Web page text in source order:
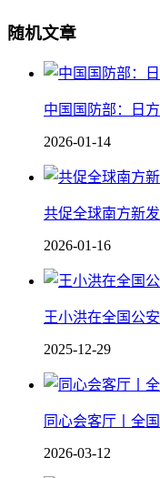
随机文章
中国国防部：日
2026-01-14
共促全球南方新
2026-01-16
王小洪在全国公
2025-12-29
同心会客厅丨全
2026-03-12